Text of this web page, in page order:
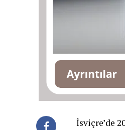
İsviçre’de